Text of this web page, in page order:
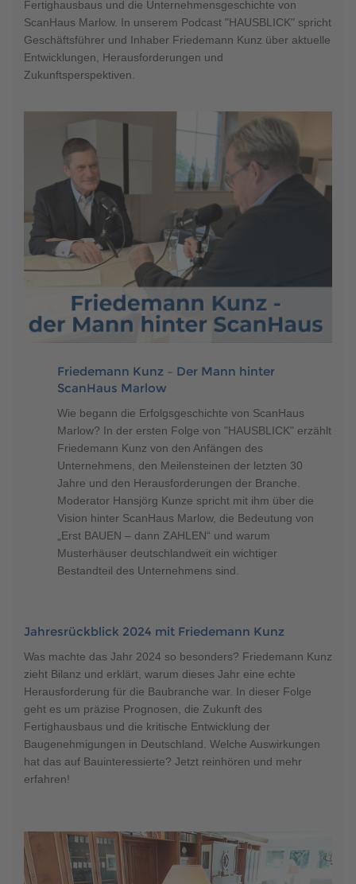
Fertighausbaus und die Unternehmensgeschichte von
ScanHaus Marlow. In unserem Podcast "HAUSBLICK" spricht
Geschäftsführer und Inhaber Friedemann Kunz über aktuelle
Entwicklungen, Herausforderungen und
Zukunftsperspektiven.
Friedemann Kunz – Der Mann hinter
ScanHaus Marlow
Wie begann die Erfolgsgeschichte von ScanHaus
Marlow? In der ersten Folge von "HAUSBLICK" erzählt
Friedemann Kunz von den Anfängen des
Unternehmens, den Meilensteinen der letzten 30
Jahre und den Herausforderungen der Branche.
Moderator Hansjörg Kunze spricht mit ihm über die
Vision hinter ScanHaus Marlow, die Bedeutung von
„Erst BAUEN – dann ZAHLEN“ und warum
Musterhäuser deutschlandweit ein wichtiger
Bestandteil des Unternehmens sind.
Jahresrückblick 2024 mit Friedemann Kunz
Was machte das Jahr 2024 so besonders? Friedemann Kunz
zieht Bilanz und erklärt, warum dieses Jahr eine echte
Herausforderung für die Baubranche war. In dieser Folge
geht es um präzise Prognosen, die Zukunft des
Fertighausbaus und die kritische Entwicklung der
Baugenehmigungen in Deutschland. Welche Auswirkungen
hat das auf Bauinteressierte? Jetzt reinhören und mehr
erfahren!